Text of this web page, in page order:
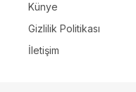
Künye
Gizlilik Politikası
İletişim